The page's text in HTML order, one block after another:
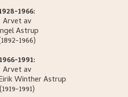
1966:
Arvet av
Astrup
1966)
1991:
Arvet av
WintherAstrup
(1919-1991)